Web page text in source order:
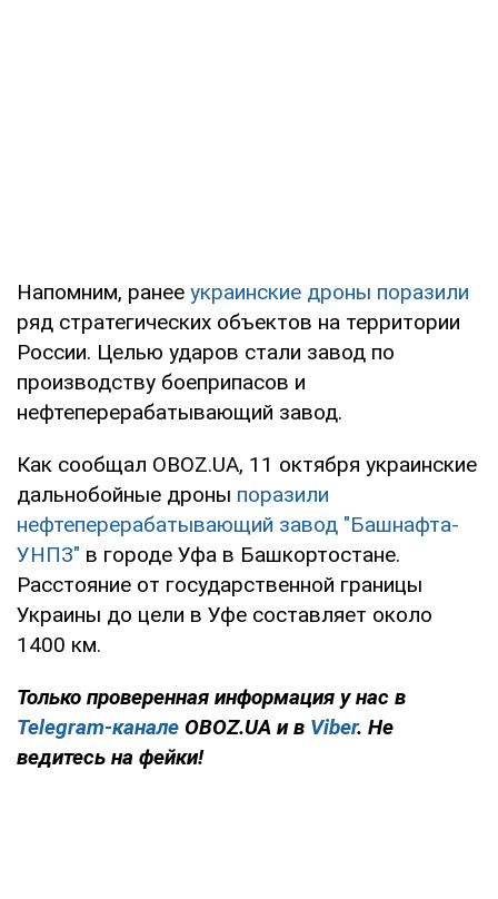
Напомним, ранее украинские дроны поразили
ряд стратегических объектов на территории
России. Целью ударов стали завод по
производству боеприпасов и
нефтеперерабатывающий завод.
Как сообщал OBOZ.UA, 11 октября украинские
дальнобойные дроны поразили
нефтеперерабатывающий завод "Башнафта-
УНПЗ" в городе Уфа в Башкортостане.
Расстояние от государственной границы
Украины до цели в Уфе составляет около
1400 км.
Только проверенная информация у нас в
Telegram-канале OBOZ.UA и в Viber. Не
ведитесь на фейки!